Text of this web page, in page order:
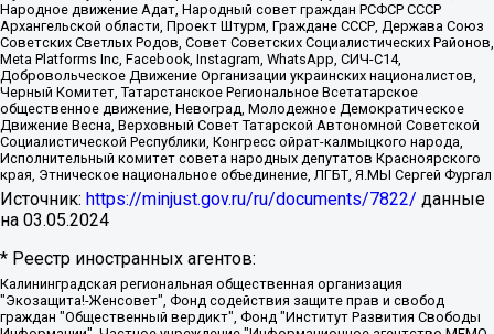
Народное движение Адат, Народный совет граждан РСФСР СССР
Архангельской области, Проект Штурм, Граждане СССР, Держава Союз
Советских Светлых Родов, Совет Советских Социалистических Районов,
Meta Platforms Inc, Facebook, Instagram, WhatsApp, СИЧ-С14,
Добровольческое Движение Организации украинских националистов,
Черный Комитет, Татарстанское Региональное Всетатарское
общественное движение, Невоград, Молодежное Демократическое
Движение Весна, Верховный Совет Татарской Автономной Советской
Социалистической Республики, Конгресс ойрат-калмыцкого народа,
Исполнительный комитет совета народных депутатов Красноярского
края, Этническое национальное объединение, ЛГБТ, Я.МЫ Сергей Фургал
Источник: https://minjust.gov.ru/ru/documents/7822/ данные
на 03.05.2024
* Реестр иностранных агентов:
Калининградская региональная общественная организация "Экозащита!-Женсовет", Фонд содействия защите прав и свобод граждан "Общественный вердикт", Фонд "Институт Развития Свободы Информации", Частное учреждение "Информационное агентство МЕМО. РУ", Региональная общественная организация "Общественная комиссия по сохранению наследия академика Сахарова", Фонд поддержки свободы прессы, Санкт-Петербургская общественная правозащитная организация "Гражданский контроль", Межрегиональная общественная организация "Информационно-просветительский центр "Мемориал", Региональный Фонд "Центр Защиты Прав Средств Массовой Информации", с 05.12.2023 Фонд "Центр Защиты Прав Средств массовой информации", Региональная общественная благотворительная организация помощи беженцам и мигрантам "Гражданское содействие", Негосударственное образовательное учреждение дополнительного профессионального образования (повышение квалификации) специалистов "АКАДЕМИЯ ПО ПРАВАМ ЧЕЛОВЕКА", Свердловская региональная общественная организация "Сутяжник", Автономная некоммерческая организация "Центр независимых социологических исследований", Союз общественных объединений "Российский исследовательский центр по правам человека", Региональное общественное учреждение научно-информационный центр "МЕМОРИАЛ", Некоммерческая организация "Фонд защиты гласности", Автономная некоммерческая организация "Институт прав человека", Городская общественная организация "Екатеринбургское общество "МЕМОРИАЛ", Городская общественная организация "Рязанское историко-просветительское и правозащитное общество "Мемориал" (Рязанский Мемориал), Челябинский региональный орган общественной самодеятельности – женское общественное объединение "Женщины Евразии", Челябинский региональный орган общественной самодеятельности "Уральская правозащитная группа", Фонд содействия защите здоровья и социальной справедливости имени Андрея Рылькова, Автономная Некоммерческая Организация "Аналитический Центр Юрия Левады", Автономная некоммерческая организация социальной поддержки населения "Проект Апрель", Региональная общественная организация помощи женщинам и детям, находящимся в кризисной ситуации "Информационно-методический центр "Анна", Фонд содействия развитию массовых коммуникаций и правовому просвещению "Так-так-Так", Фонд содействия устойчивому развитию "Серебряная тайга", Свердловский региональный общественный фонд социальных проектов "Новое время", "Idel.Реалии", Кавказ.Реалии, Крым.Реалии, Телеканал Настоящее Время, Татаро-башкирская служба Радио Свобода (Azatliq Radiosi), Радио Свободная Европа/Радио Свобода (PCE/PC), "Сибирь.Реалии", "Фактограф", Благотворительный фонд помощи осужденным и их семьям, Автономная некоммерческая организация "Институт глобализации и социальных движений", Фонд "В защиту прав заключенных", Частное учреждение "Центр поддержки и содействия развитию средств массовой информации", Пензенский региональный общественный благотворительный фонд "Гражданский союз", "Север.Реалии", Некоммерческая организация Фонд "Правовая инициатива", Общество с ограниченной ответственностью "Радио Свободная Европа/Радио Свобода", Чешское информационное агентство "MEDIUM-ORIENT", Красноярская региональная общественная организация "Мы против СПИДа", Камалягин Денис Николаевич, Маркелов Сергей Евгеньевич, Пономарев Лев Александрович, Савицкая Людмила Алексеевна, Автономная некоммерческая организация "Центр по работе с проблемой насилия "НАСИЛИЮ.НЕТ", Межрегиональный профессиональный союз работников здравоохранения "Альянс врачей", Юридическое лицо, зарегистрированное в Латвийской Республике, SIA "Medusa Project" (регистрационный номер 40103797863, дата регистрации 10.06.2014), Некоммерческая организация "Фонд по борьбе с коррупцией", Автономная некоммерческая организация "Институт права и публичной политики", Баданин Роман Сергеевич, Гликин Максим Александрович, Железнова Мария Михайловна, Лукьянова Юлия Сергеевна, Маетная Елизавета Витальевна, Маняхин Петр Борисович, Чуракова Ольга Владимировна, Ярош Юлия Петровна, Юридическое лицо "The Insider SIA", зарегистрированное в Риге, Латвийская Республика (дата регистрации 26.06.2015), являющееся администратором доменного имени интернет-издания "The Insider SIA", https://theins.ru, Постернак Алексей Евгеньевич, Рубин Михаил Аркадьевич, Анин Роман Александрович, Юридическое лицо Istories fonds, зарегистрированное в Латвийской Республике (регистрационный номер 50008295751, дата регистрации 24.02.2020), Великовский Дмитрий Александрович, Долинина Ирина Николаевна, Мароховская Алеся Алексеевна, Шлейнов Роман Юрьевич, Шмагун Олеся Валентиновна, Общество с ограниченной ответственностью "Альтаир 2021", Общество с ограниченной ответственностью "Вега 2021", Общество с ограниченной ответственностью "Главный редактор 2021", Общество с ограниченной ответственностью "Ромашки монолит", Важенков Артем Валерьевич, Ивановская областная общественная организация "Центр гендерных исследований", Гурман Юрий Альбертович, Медиапроект "ОВД-Инфо", Егоров Владимир Владимирович, Жилинский Владимир Александрович, Общество с ограниченной ответственностью "ЗП", Иванова София Юрьевна, Карезина Инна Павловна, Кильтау Екатерина Викторовна, Петров Алексей Викторович, Пискунов Сергей Евгеньевич, Смирнов Сергей Сергеевич, Тихонов Михаил Сергеевич, Общество с ограниченной ответственностью "ЖУРНАЛИСТ-ИНОСТРАННЫЙ АГЕНТ", Арапова Галина Юрьевна, Вольтская Татьяна Анатольевна, Американская компания "Mason G.E.S. Anonymous Foundation" (США), являющаяся владельцем интернет-издания https://mnews.world/, Компания "Stichting Bellingcat", зарегистрированная в Нидерландах (дата регистрации 11.07.2018), Захаров Андрей Вячеславович, Клепиковская Екатерина Дмитриевна, Общество с ограниченной ответственностью "МЕМО", Перл Роман Александрович, Симонов Евгений Алексеевич, Соловьева Елена Анатольевна, Сотников Даниил Владимирович, Сурначева Елизавета Дмитриевна, Автономная некоммерческая организация по защите прав человека и информированию населения "Якутия – Наше Мнение", Общество с ограниченной ответственностью "Москоу диджитал медиа", с 26.01.2023 Общество с ограниченной ответственностью "Чайка Белые сады", Ветошкина Валерия Валерьевна, Заговора Максим Александрович, Межрегиональное общественное движение "Российская ЛГБТ - сеть", Оленичев Максим Владимирович, Павлов Иван Юрьевич, Скворцова Елена Сергеевна, Общество с ограниченной ответственностью "Как бы инагент", Кочетков Игорь Викторович, Общество с ограниченной ответственностью "Честные выборы", Еланчик Олег Александрович, Общество с ограниченной ответственностью "Нобелевский призыв", Гималова Регина Эмилевна, Григорьев Андрей Валерьевич, Григорьева Алина Александровна, Ассоциация по содействию защите прав призывников, альтернативнослужащих и военнослужащих "Правозащитная группа "Гражданин.Армия.Право", Хисамова Регина Фаритовна, Автономная некоммерческая организация по реализации социально-правовых программ "Лилит", Дальневосточное общественное движение "Маяк", Санкт-Петербургская ЛГБТ-инициативная группа "Выход", Инициативная группа ЛГБТ+ "Реверс", Алексеев Андрей Викторович, Бекбулатова Таисия Львовна, Беляев Иван Михайлович, Владыкина Елена Сергеевна, Гельман Марат Александрович, Никульшина Вероника Юрьевна, Толоконникова Надежда Андреевна, Шендерович Виктор Анатольевич, Общество с ограниченной ответственностью "Данное сообщение", Общество с ограниченной ответственностью Издательский дом "Новая глава", Айнбиндер Александра Александровна, Московский комьюнити-центр для ЛГБТ+инициатив, Благотворительный фонд развития филантропии, Deutsche Welle (Германия, Kurt-Schumacher-Strasse 3, 53113 Bonn), Борзунова Мария Михайловна, Воробьев Виктор Викторович, Голубева Анна Львовна, Константинова Алла Михайловна, Малкова Ирина Владимировна, Мурадов Мурад Абдулгалимович, Осетинская Елизавета Николаевна, Понасенков Евгений Николаевич, Ганапольский Матвей Юрьевич, Киселев Евгений Алексеевич, Борухович Ирина Григорьевна, Дремин Иван Тимофеевич, Дубровский Дмитрий Викторович, Красноярская региональная общественная организация поддержки и развития альтернативных образовательных технологий и межкультурных коммуникаций "ИНТЕРРА", Маяковская Екатерина Алексеевна, Фейгин Марк Захарович, Филимонов Андрей Викторович, Дзугкоева Регина Николаевна, Доброхотов Роман Александрович, Дудь Юрий Александрович, Елкин Сергей Владимирович, Кругликов Кирилл Игоревич, Сабунаева Мария Леонидовна, Семенов Алексей Владимирович, Шаинян Карен Багратович, Шульман Екатерина Михайловна, Асафьев Артур Валерьевич, Вахштайн Виктор Семенович, Венедиктов Алексей Алексеевич, Лушникова Екатерина Евгеньевна, Волков Леонид Михайлович, Невзоров Александр Глебович, Пархоменко Сергей Борисович, Сироткин Ярослав Николаевич, Кара-Мурза Владимир Владимирович, Баранова Наталья Владимировна, Гозман Леонид Яковлевич, Кагарлицкий Борис Юльевич, Климарев Михаил Валерьевич, Милов Владимир Станиславович, Автономная некоммерческая организация Краснодарский центр современного искусства "Типография", Моргенштерн Алишер Тагирович, Соболь Любовь Эдуардовна, Общество с ограниченной ответственностью "ЛИЗА НОРМ", Каспаров Гарри Кимович, Ходорковский Михаил Борисович, Общество с ограниченной ответственностью "Апрельские тезисы", Данилович Ирина Брониславовна, Кашин Олег Владимирович, Петров Николай Владимирович, Пивоваров Алексей Владимирович, Соколов Михаил Владимирович, Цветкова Юлия Владимировна, Чичваркин Евгений Александрович, Комитет против пыток/Команда против пыток, Общество с ограниченной ответственностью "Первый научный", Общество с ограниченной ответственностью "Вертолет и ко", Белоцерковская Вероника Борисовна, Кац Максим Евгеньевич, Лазарева Татьяна Юрьевна, Шаведдинов Руслан Табризович, Яшин Илья Валерьевич, Общество с ограниченной ответственностью "Иноагент ААВ", Алешковский Дмитрий Петрович, Альбац Евгения Марковна, Быков Дмитрий Львович, Галямина Юлия Евгеньевна, Лойко Сергей Леонидович, Мартынов Кирилл Константинович, Медведев Сергей Александрович, Крашенинников Федор Геннадиевич, Гордеева Катерина Вл